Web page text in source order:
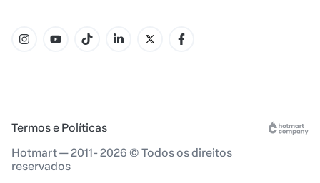
Termos e Políticas
Hotmart — 2011- 2026 © Todos os direitos
reservados